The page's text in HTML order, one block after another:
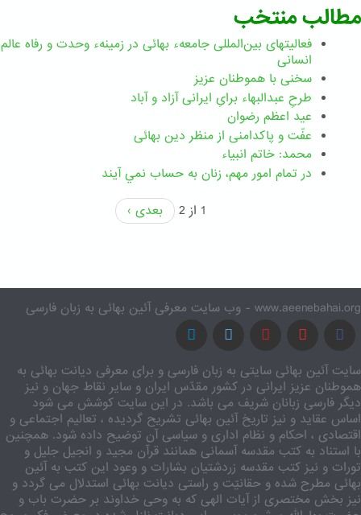
مطالب منتخب
فعالیتهای بین‌المللی جامعهء بهائی در زمینهء وحدت و رفاه عالم
انسانی
سخنی با هموطنان عزیز
طرحِ عبدالبهاء برایِ ایرانی آزاد و آباد
عید اعظم رضوان
عفّت و پاکدامنی از منظر دین بهائی
محمد: خاتم انبیاء
در تمام امور مهم،‌ زنان به حساب نمي آيند
1 از 2
بعدی ›
www.aeenebahai.org - وب سایت معرفی آئین بهائی به زبان فارسی
سایت آئین بهائی سایتی به زبان فارسی و برای معرفی دیانت بهائی به
هموطنان عزیز ایرانی در کشور مقدّس ایران و سایر نقاط جهان و نیز
دیگر فارسی زبانان شریف می باشد. در این سایت کوشش می شود
اساس عقاید و نیز تاریخ آئین بهائی تشریح گردیده ، تعالیم اجتماعی و
اقتصادی ، احکام و نظام اداری و سیاسی آن توضیح داده شود. همچنین
با استناد به کتب مقدسه آسمانی همانند قرآن مجید و انجیل جلیل و
تورات و نیز کتب مقدسه زردشتیان بشارات و وعود این کتب به آئین
بهائی مطرح شده و حقانیّت و راستی دیانت بهائی استدلال می گردد و
نیز بخش مختصری از آیات الهی که به وحی خداوند بر حضرت باب و